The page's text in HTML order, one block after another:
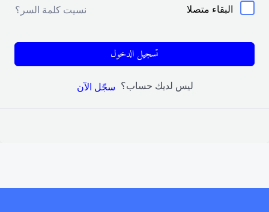
البقاء متصلا نسيت كلمة السر؟
تسجيل الدخول
ليس لديك حساب؟ سجّل الآن